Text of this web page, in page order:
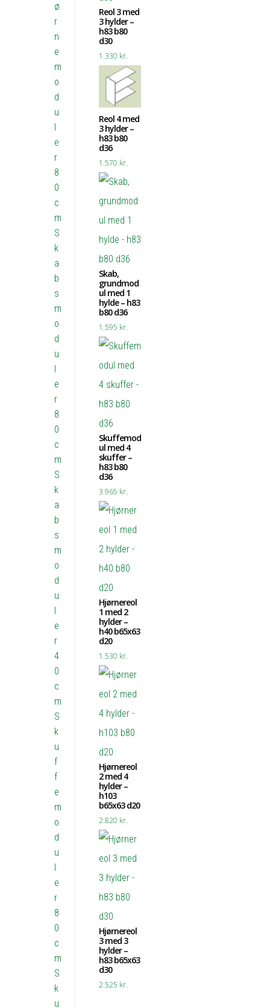
Reol 3 med
3 hylder –
h83 b80
d30
1.330 kr.
Reol 4 med
3 hylder –
h83 b80
d36
1.570 kr.
Skab,
grundmod
ul med 1
hylde – h83
b80 d36
1.595 kr.
Skuffemod
ul med 4
skuffer –
h83 b80
d36
3.965 kr.
Hjørnereol
1 med 2
hylder –
h40 b65x63
d20
1.530 kr.
Hjørnereol
2 med 4
hylder –
h103
b65x63 d20
2.820 kr.
Hjørnereol
3 med 3
hylder –
h83 b65x63
d30
2.525 kr.
ø
r
n
e
m
o
d
u
l
e
r
8
0
c
m
S
k
a
b
s
m
o
d
u
l
e
r
8
0
c
m
S
k
a
b
s
m
o
d
u
l
e
r
4
0
c
m
S
k
u
f
f
e
m
o
d
u
l
e
r
8
0
c
m
S
k
u